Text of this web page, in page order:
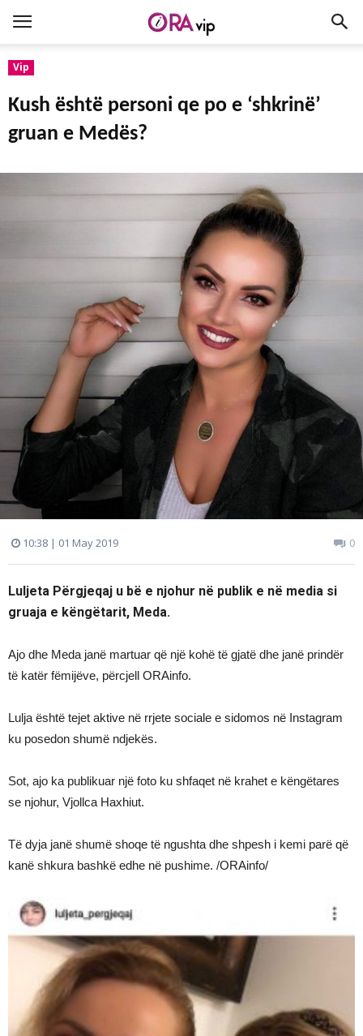
Vip
Kush është personi qe po e ‘shkrinë’
gruan e Medës?
10:38 | 01 May 2019 0
Luljeta Përgjeqaj u bë e njohur në publik e në media si
gruaja e këngëtarit, Meda.
Ajo dhe Meda janë martuar që një kohë të gjatë dhe janë prindër
të katër fëmijëve, përcjell ORAinfo.
Lulja është tejet aktive në rrjete sociale e sidomos në Instagram
ku posedon shumë ndjekës.
Sot, ajo ka publikuar një foto ku shfaqet në krahet e këngëtares
se njohur, Vjollca Haxhiut.
Të dyja janë shumë shoqe të ngushta dhe shpesh i kemi parë që
kanë shkura bashkë edhe në pushime. /ORAinfo/